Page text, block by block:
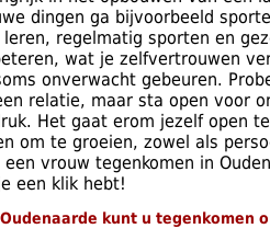
dingen ga bijvoorbeeld
regelmatig sporten en
wat je zelfvertrouwen
onverwacht gebeuren.
relatie, maar sta open voor
Het gaat erom jezelf open
om te groeien, zowel als
vrouw tegenkomen in
een klik hebt!
kunt u tegenkomen